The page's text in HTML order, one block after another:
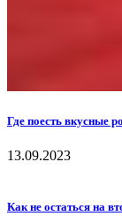
Где поесть вкусные
13.09.2023
Как не остаться на